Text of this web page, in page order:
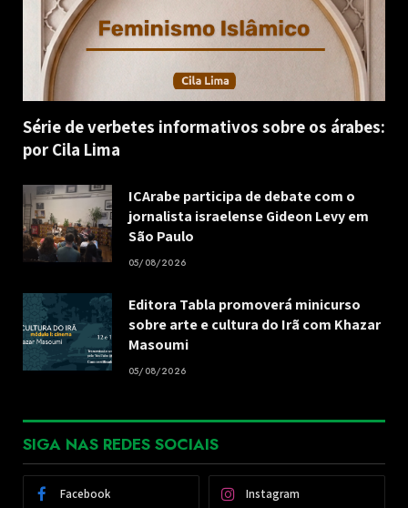
Série de verbetes informativos sobre os árabes:
por Cila Lima
ICArabe participa de debate com o
jornalista israelense Gideon Levy em
São Paulo
05/08/2026
Editora Tabla promoverá minicurso
sobre arte e cultura do Irã com Khazar
Masoumi
05/08/2026
SIGA NAS REDES SOCIAIS
Facebook Instagram